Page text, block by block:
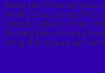
Nâng tầm thương hiệu
Media: Quay, dựng TVC
công ty, Video Tiktok,
thương hiệu và sản
năng thông qua các